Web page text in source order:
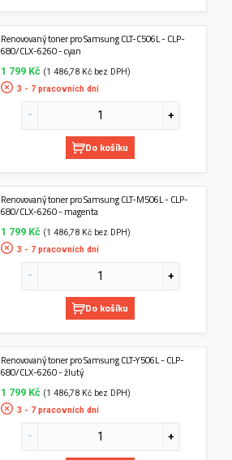
Renovovaný toner pro Samsung CLT-C506L - CLP-
680/CLX-6260 - cyan
1 799 Kč (1 486,78 Kč bez DPH)
3 - 7 pracovních dní
Do košíku
Renovovaný toner pro Samsung CLT-M506L - CLP-
680/CLX-6260 - magenta
1 799 Kč (1 486,78 Kč bez DPH)
3 - 7 pracovních dní
Do košíku
Renovovaný toner pro Samsung CLT-Y506L - CLP-
680/CLX-6260 - žlutý
1 799 Kč (1 486,78 Kč bez DPH)
3 - 7 pracovních dní